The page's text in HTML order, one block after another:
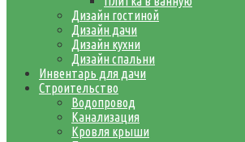
Дизайн гостиной
Дизайн дачи
Дизайн кухни
Дизайн спальни
Инвентарь для дачи
Строительство
Водопровод
Канализация
Кровля крыши